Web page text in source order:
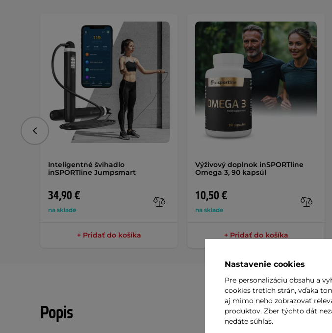
Inteligentné švihadlo
inSPORTline Jumpsmart
34,90 €
na sklade
+ Pridať do košíka
Výživový doplnok inSPORTline
Omega 3, 90 kapsúl
10,50 €
na sklade
+ Pridať do košíka
Predchádzajúce
Popis
Nastavenie cookies
Pre personalizáciu obsahu a
cookies tretích strán, vďaka
aj mimo neho zobrazovať
produktov. Zber týchto dát
nedáte súhlas.